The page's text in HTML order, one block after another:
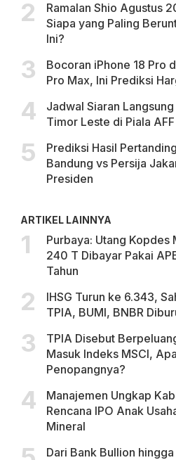
Ramalan Shio Agustus
Siapa yang Paling
Ini?
Bocoran iPhone 18 Pro
Pro Max, Ini Prediksi
Jadwal Siaran
Timor Leste di Piala
Prediksi Hasil
Bandung vs Persija
Presiden
ARTIKEL LAINNYA
Purbaya: Utang Kopdes
240 T Dibayar Pakai
Tahun
IHSG Turun ke 6.343,
TPIA, BUMI, BNBR
TPIA Disebut
Masuk Indeks MSCI, Apa
Penopangnya?
Manajemen Ungkap
Rencana IPO Anak
Mineral
Dari Bank Bullion